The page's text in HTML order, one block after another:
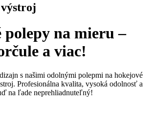
výstroj
polepy na mieru –
a viac!
s našimi odolnými polepmi na hokejové
Profesionálna kvalita, vysoká odolnosť a
na ľade neprehliadnuteľný!